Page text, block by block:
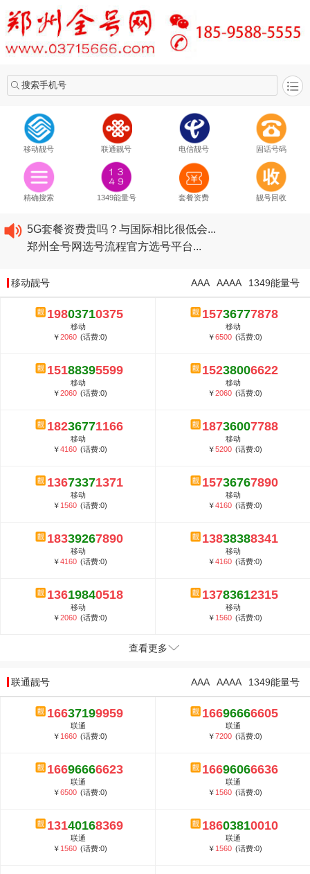
搜索手机号
移动靓号 联通靓号 电信靓号 固话号码
精确搜索 1349能量号 套餐资费 靓号回收
2020​移动最新套餐资费...
2020​联通最新套餐资费...
5G套餐资费贵吗？与国际相比很低会...
郑州全号网选号流程官方选号平台...
2020​联通最新套餐资费...
2020​电信最新套餐资费...
5G套餐资费贵吗？与国际相比很低会...
郑州全号网选号流程官方选号平台...
移动靓号 1349能量号
AAAA
AAA
19803710375
移动
￥2060 (话费:0)
15736777878
移动
￥6500 (话费:0)
15188395599
移动
￥2060 (话费:0)
15238006622
移动
￥2060 (话费:0)
18236771166
移动
￥4160 (话费:0)
18736007788
移动
￥5200 (话费:0)
13673371371
移动
￥ 1560 (话费:0)
15736767890
移动
￥4160 (话费:0)
18339267890
移动
￥4160 (话费:0)
13838388341
移动
￥4160 (话费:0)
13619840518
移动
￥2060 (话费:0)
13783612315
移动
￥ 1560 (话费:0)
查看更多
联通靓号 1349能量号
AAAA
AAA
16637199959
联通
￥ 1660 (话费:0)
16696666605
联通
￥7200 (话费:0)
16696666623
联通
￥6500 (话费:0)
16696066636
联通
￥ 1560 (话费:0)
13140168369
联通
￥ 1560 (话费:0)
18603810010
联通
￥ 1560 (话费:0)